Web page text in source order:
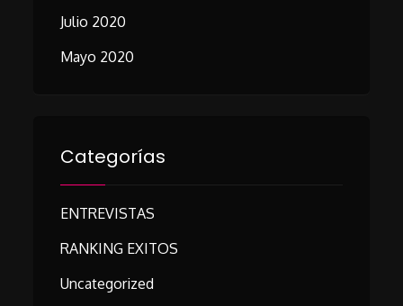
Julio 2020
Mayo 2020
Categorías
ENTREVISTAS
RANKING EXITOS
Uncategorized